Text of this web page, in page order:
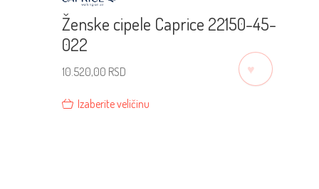
Ženske cipele Caprice 22150-45-
022
10.520,00 RSD
Izaberite veličinu